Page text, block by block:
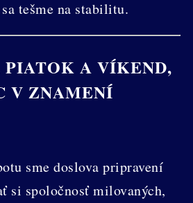
tešme na stabilitu.
A VÍKEND,
V ZNAMENÍ
sme doslova pripravení
si spoločnosť milovaných,